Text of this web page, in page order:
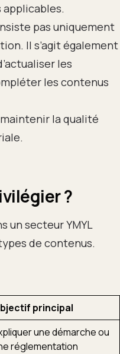
pas uniquement
Il s’agit également
les
les contenus
la qualité
?
un secteur YMYL
de contenus.
principal
une démarche ou
réglementation